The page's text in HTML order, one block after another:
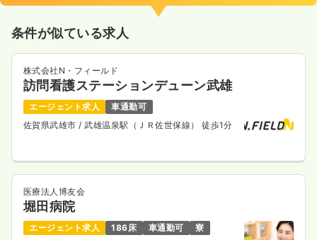
条件が似ている求人
株式会社N・フィールド
訪問看護ステーションデューン武雄
エージェント求人
車通勤可
佐賀県武雄市/ 武雄温泉駅（ＪＲ佐世保線） 徒歩1分
医療法人博友会
堀田病院
エージェント求人 186床 車通勤可
寮